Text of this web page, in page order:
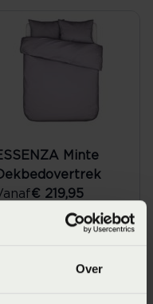
Over
Minte
€ 219,95